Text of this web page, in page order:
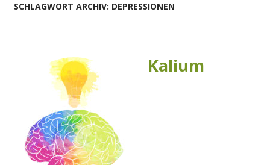
SCHLAGWORT ARCHIV: DEPRESSIONEN
Kalium